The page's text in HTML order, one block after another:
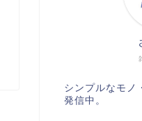
シンプルなモノ
発信中。